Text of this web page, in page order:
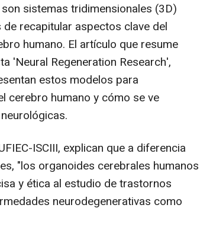
sistemas tridimensionales (3D)
recapitular aspectos clave del
humano. El artículo que resume
'Neural Regeneration Research',
estos modelos para
cerebro humano y cómo se ve
ISCIII, explican que a diferencia
"los organoides cerebrales humanos
y ética al estudio de trastornos
neurodegenerativas como